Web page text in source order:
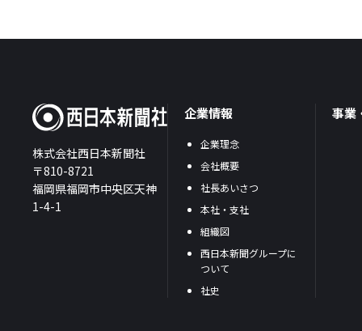
株式会社西日本新聞社
〒810-8721
福岡県福岡市中央区天神
1-4-1
企業情報
企業理念
会社概要
社長あいさつ
本社・支社
組織図
西日本新聞グループに
ついて
社史
事業